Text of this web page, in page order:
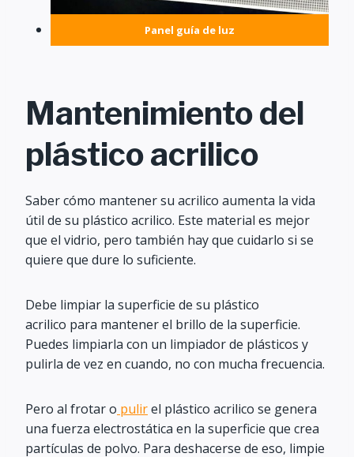
Panel guía de luz
Mantenimiento del
plástico acrilico
Saber cómo mantener su acrilico aumenta la vida
útil de su plástico acrilico. Este material es mejor
que el vidrio, pero también hay que cuidarlo si se
quiere que dure lo suficiente.
Debe limpiar la superficie de su plástico
acrilico para mantener el brillo de la superficie.
Puedes limpiarla con un limpiador de plásticos y
pulirla de vez en cuando, no con mucha frecuencia.
Pero al frotar o pulirel plástico acrilico se genera
una fuerza electrostática en la superficie que crea
partículas de polvo. Para deshacerse de eso, limpie